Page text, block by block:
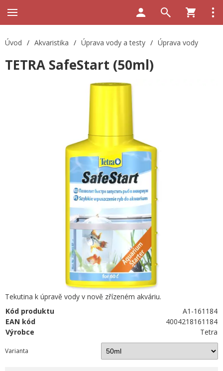
Úvod / Akvaristika / Úprava vody a testy / Úprava vody
TETRA SafeStart (50ml)
Tekutina k úpravě vody v nově zřízeném akváriu.
Kód produktu
A1-161184
EAN kód
4004218161184
Výrobce
Tetra
Varianta